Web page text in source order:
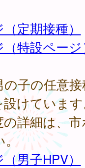
定期接種）
特設ペー
子の任意
設けていま
詳細は、
。
男子HPV）